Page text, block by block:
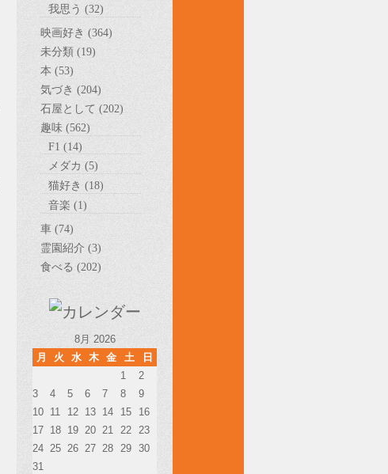
我思う (32)
映画好き (364)
未分類 (19)
本 (53)
気づき (204)
石屋として (202)
趣味 (562)
F1 (14)
メダカ (5)
猫好き (18)
音楽 (1)
車 (74)
霊園紹介 (3)
食べる (202)
8月 2026
月
火 水 木 金 土 日
1
2
3
4 5 6 7 8
9
10 11 12 13 14 15
16
17 18 19 20 21 22 23
24 25 26 27 28 29 30
31